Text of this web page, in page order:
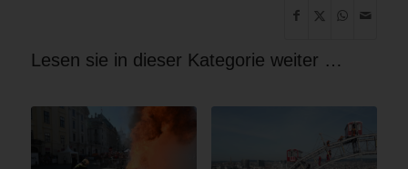
Lesen sie in dieser Kategorie weiter …